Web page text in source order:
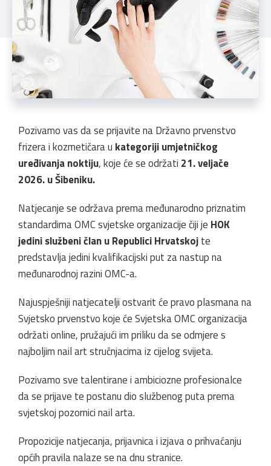
Pozivamo vas da se prijavite na Državno prvenstvo
frizera i kozmetičara u kategoriji umjetničkog
uređivanja noktiju, koje će se održati 21. veljače
2026. u Šibeniku.
Natjecanje se održava prema međunarodno priznatim
standardima OMC svjetske organizacije čiji je HOK
jedini službeni član u Republici Hrvatskojte
predstavlja jedini kvalifikacijski put za nastup na
međunarodnoj razini OMC-a.
Najuspješniji natjecatelji ostvarit će pravo plasmana na
Svjetsko prvenstvo koje će Svjetska OMC organizacija
održati online, pružajući im priliku da se odmjere s
najboljim nail art stručnjacima iz cijelog svijeta.
Pozivamo sve talentirane i ambiciozne profesionalce
da se prijave te postanu dio službenog puta prema
svjetskoj pozornici nail arta.
Propozicije natjecanja, prijavnica i izjava o prihvaćanju
općih pravila nalaze se na dnu stranice.